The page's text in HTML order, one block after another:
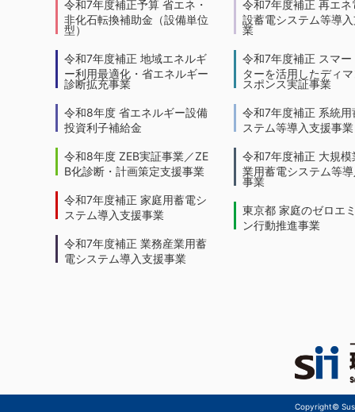
令和7年度補正予算 省エネ・
非化石転換補助金（設備単位
型）
令和7年度補正 地域エネルギ
ー利用最適化・省エネルギー
診断拡充事業
令和8年度 省エネルギー設備
投資利子補給金
令和8年度 ZEB実証事業／ZE
B化診断・計画策定支援事業
令和7年度補正 家庭用蓄電シ
ステム導入支援事業
令和7年度補正 業務産業用蓄
電システム導入支援事業
令和7年度補正 再エネ
設蓄電システム等導
業
令和7年度補正 スマー
ターを活用したディ
スポンス実証事業
令和7年度補正 系統用
ステム等導入支援事業
令和7年度補正 大規模
業用蓄電システム等
事業
東京都 家庭のゼロエ
ン行動推進事業
Copyright©